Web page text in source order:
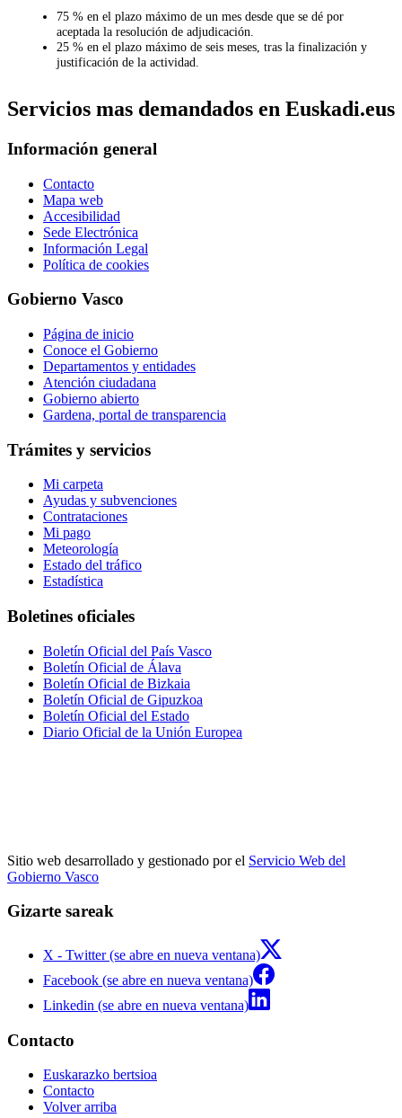
75 % en el plazo máximo de un mes desde que se dé por
aceptada la resolución de adjudicación.
25 % en el plazo máximo de seis meses, tras la finalización y
justificación de la actividad.
Servicios mas demandados en Euskadi.eus
Información general
Contacto
Mapa web
Accesibilidad
Sede Electrónica
Información Legal
Política de cookies
Gobierno Vasco
Página de inicio
Conoce el Gobierno
Departamentos y entidades
Atención ciudadana
Gobierno abierto
Gardena, portal de transparencia
Trámites y servicios
Mi carpeta
Ayudas y subvenciones
Contrataciones
Mi pago
Meteorología
Estado del tráfico
Estadística
Boletines oficiales
Boletín Oficial del País Vasco
Boletín Oficial de Álava
Boletín Oficial de Bizkaia
Boletín Oficial de Gipuzkoa
Boletín Oficial del Estado
Diario Oficial de la Unión Europea
Sitio web desarrollado y gestionado por el Servicio Web del
Gobierno Vasco
Gizarte sareak
X - Twitter (se abre en nueva ventana)
Facebook (se abre en nueva ventana)
Linkedin (se abre en nueva ventana)
Contacto
Euskarazko bertsioa
Contacto
Volver arriba